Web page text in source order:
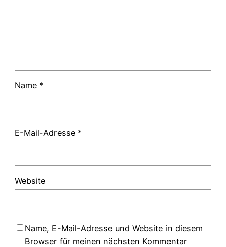
Name *
E-Mail-Adresse *
Website
Name, E-Mail-Adresse und Website in diesem
Browser für meinen nächsten Kommentar